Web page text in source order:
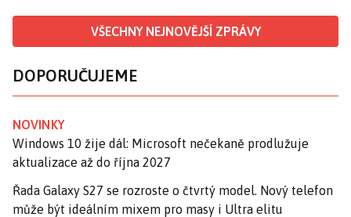
VŠECHNY NEJNOVĚJŠÍ ZPRÁVY
DOPORUČUJEME
NOVINKY
Windows 10 žije dál: Microsoft nečekaně prodlužuje
aktualizace až do října 2027
Řada Galaxy S27 se rozroste o čtvrtý model. Nový telefon
může být ideálním mixem pro masy i Ultra elitu